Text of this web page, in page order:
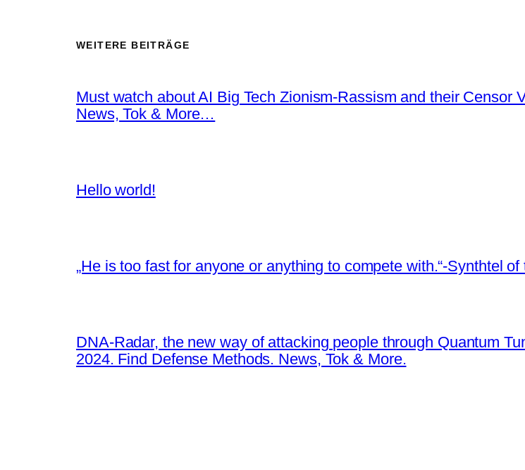
WEITERE BEITRÄGE
Must watch about AI Big Tech Zionism-Rassism and their
News, Tok & More…
Hello world!
„He is too fast for anyone or anything to compete with.“-Synthtel
DNA-Radar, the new way of attacking people through Quantum
2024. Find Defense Methods. News, Tok & More.